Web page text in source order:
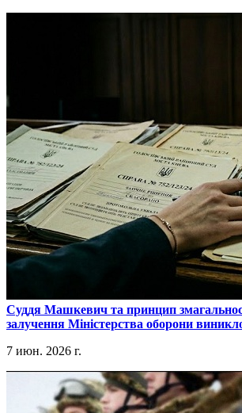
​Суддя Машкевич та принцип
залучення Міністерства оборони
7 июн. 2026 г.